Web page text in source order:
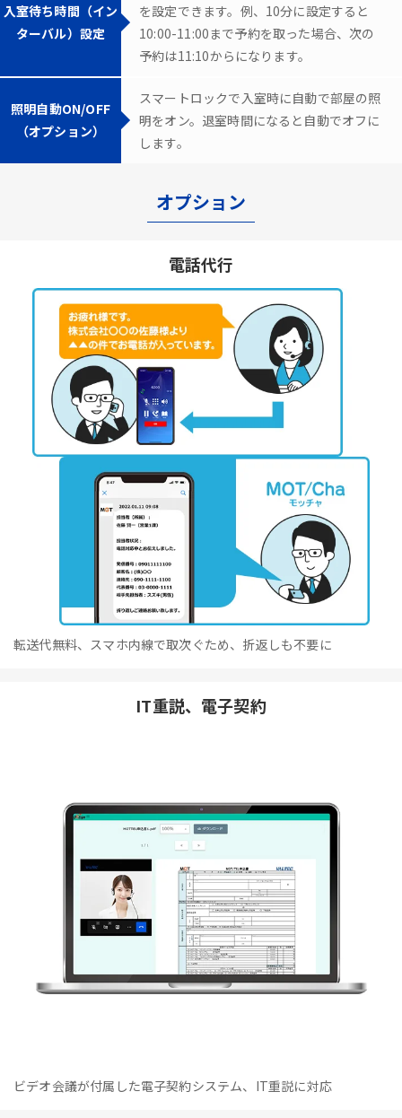
入室待ち時間（イン
ターバル）設定
を設定できます。例、10分に設定すると
10:00-11:00まで予約を取った場合、次の
予約は11:10からになります。
照明自動ON/OFF
（オプション）
スマートロックで入室時に自動で部屋の照
明をオン。退室時間になると自動でオフに
します。
オプション
電話代行
転送代無料、スマホ内線で取次ぐため、折返しも不要に
IT重説、電子契約
ビデオ会議が付属した電子契約システム、IT重説に対応